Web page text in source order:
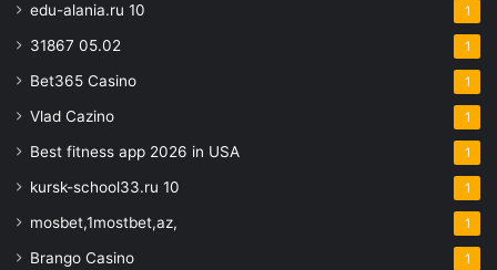
edu-alania.ru 10 1
31867 05.02 1
Bet365 Casino 1
Vlad Cazino 1
Best fitness app 2026 in USA 1
kursk-school33.ru 10 1
mosbet,1mostbet,az, 1
Brango Casino 1